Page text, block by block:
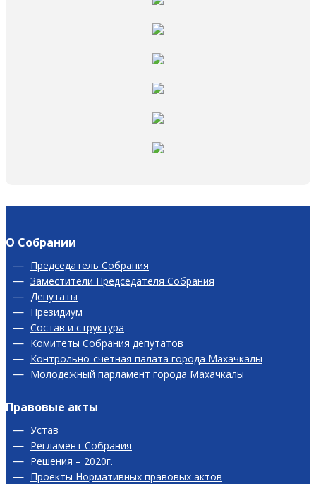
О Собрании
Председатель Собрания
Заместители Председателя Собрания
Депутаты
Президиум
Состав и структура
Комитеты Собрания депутатов
Контрольно-счетная палата города Махачкалы
Молодежный парламент города Махачкалы
Правовые акты
Устав
Регламент Собрания
Решения – 2020г.
Проекты Нормативных правовых актов